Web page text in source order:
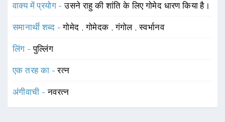
वाक्य में प्रयोग -उसने राहु की शांति के लिए गोमेद धारण किया है।
समानार्थी शब्द -गोमेद ,गोमेदक ,गंगोल ,स्वर्भानव
लिंग -पुल्लिंग
एक तरह का -रत्न
अंगीवाची -नवरत्न